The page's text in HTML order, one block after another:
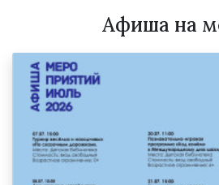
Афиша на